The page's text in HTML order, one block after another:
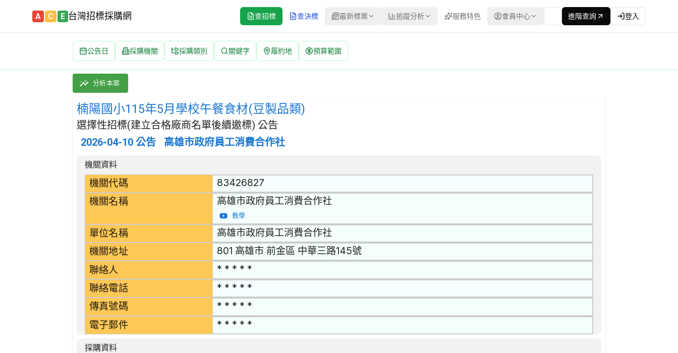
A C E 台灣招標採購網 查招標 查決標 最新標案 追蹤分析 服務特色 會員中心 進階查詢 登入
公告日 採購機關 採購類別 關鍵字 履約地 預算範圍
楠陽國小115年5月學校午餐食材(豆製品類) 招標公告 | 案號：F1140501220067-11 | 選擇性招標(建立合格廠商名單後續邀標) 公告
採購類別：財物類 肉類,魚,果實,蔬菜,及油脂 | 招標方式：選擇性招標(建立合格廠商名單後續邀標) | 決標方式：最低標 | 資料來源：台灣政府電子採購網（公共工程委
分析本案
楠陽國小115年5月學校午餐食材(豆製品類)
選擇性招標(建立合格廠商名單後續邀標) 公告
2026-04-10 公告 高雄市政府員工消費合作社
招標公告詳細內容
機關資料
機關代碼 83426827
機關名稱 高雄市政府員工消費合作社
教學
單位名稱 高雄市政府員工消費合作社
機關地址 801 高雄市 前金區 中華三路145號
聯絡人 * * * * *
聯絡電話 * * * * *
傳真號碼 * * * * *
電子郵件 * * * * *
採購資料